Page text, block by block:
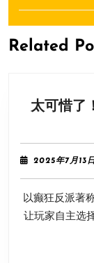
导
航post:
Related
太可惜了
2025年7月13
以癫狂反派著
让玩家自主选